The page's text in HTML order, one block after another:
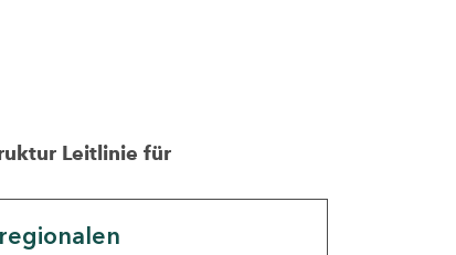
Leitlinie für